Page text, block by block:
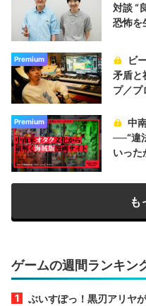
対談 “
恐怖を
Premium
ビ
矛盾と
プ／プ
Premium
中
──“違
いった
も
ゲームの週間ランキン
ぶいすぽっ！黒刃アリヤ